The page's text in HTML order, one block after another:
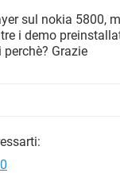
WHATSAPP
FACEBOOK
WINDOWS
sul nokia 5800,
i demo
Grazie